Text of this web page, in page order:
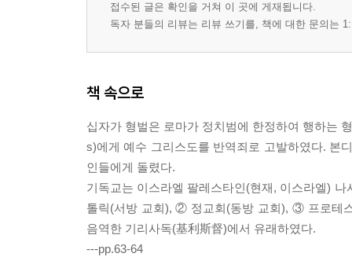
3. 스위스의 종교개혁: 개혁교회의 탄생 278
7. 개신교 정통주의 신학 306
제4부 세계사와 함께 읽는 기독교 역사(근대 편)
제1장 서양 근대사에 대한 이해 316
1. 시민 혁명(1): 영국 혁명 317
2. 시민 혁명(2): 미국 독립 혁명 325
3. 시민 혁명(3): 프랑스 혁명 331
4. 자유주의의 발전 342
접수된 글은 확인을 거쳐 이 곳에 게재됩니다.
독자 분들의 리뷰는 리뷰 쓰기를, 책에 대한 문의는
책 속으로
십자가 형벌은 로마가 정치범에 한정하여 행하는
s)에게 예수 그리스도를 반역죄로 고발하였다. 본
인들에게 돌렸다.
기독교는 이스라엘 팔레스타인(현재, 이스라엘)
톨릭(서방 교회), ② 정교회(동방 교회), ③ 프로테
음역한 기리사독(基利斯督)에서 유래하였다.
---pp.63-64